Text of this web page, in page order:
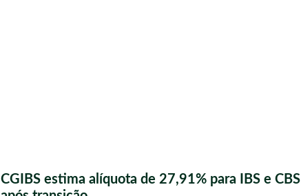
CGIBS estima alíquota de 27,91% para IBS e CBS